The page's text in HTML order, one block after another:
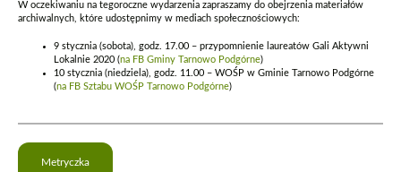
W oczekiwaniu na tegoroczne wydarzenia zapraszamy do obejrzenia materiałów
archiwalnych, które udostępnimy w mediach społecznościowych:
9 stycznia (sobota), godz. 17.00 – przypomnienie laureatów Gali Aktywni
Lokalnie 2020 (na FB Gminy Tarnowo Podgórne)
10 stycznia (niedziela), godz. 11.00 – WOŚP w Gminie Tarnowo Podgórne
(na FB Sztabu WOŚP Tarnowo Podgórne)
Metryczka